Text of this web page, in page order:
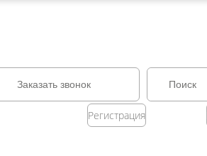
Заказать звонок
Регистрация